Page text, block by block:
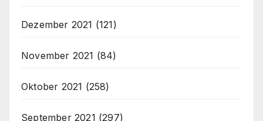
Dezember 2021 (121)
November 2021 (84)
Oktober 2021 (258)
September 2021 (297)